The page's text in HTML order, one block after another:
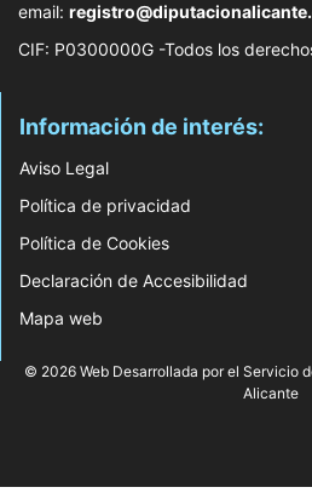
email:
CIF: P0300000G -Todos los
Información de interés:
Aviso Legal
Política de privacidad
Política de Cookies
Declaración de Accesibilidad
Mapa web
© 2026 Web Desarrollada por el Servicio
Alicante